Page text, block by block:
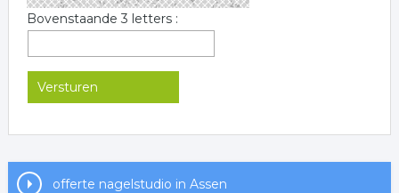
Bovenstaande 3 letters :
offerte nagelstudio in Assen